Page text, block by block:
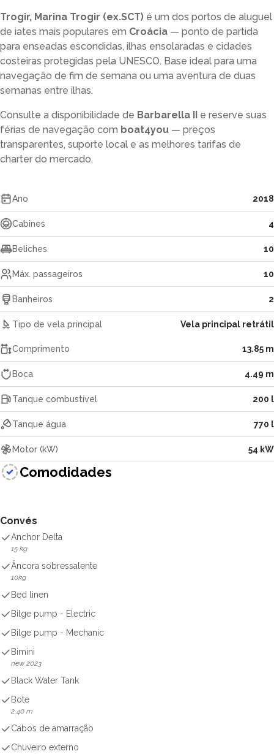
Trogir, Marina Trogir (ex.SCT) é um dos portos de aluguel
de iates mais populares em Croácia — ponto de partida
para enseadas escondidas, ilhas ensolaradas e cidades
costeiras protegidas pela UNESCO. Base ideal para uma
navegação de fim de semana ou uma aventura de duas
semanas entre ilhas.
Consulte a disponibilidade de Barbarella II e reserve suas
férias de navegação com boat4you — preços
transparentes, suporte local e as melhores tarifas de
charter do mercado.
Ano 2018
Cabines 4
Beliches 10
Máx. passageiros 10
Banheiros 2
Tipo de vela principal Vela principal retrátil
Comprimento 13.85 m
Boca 4.49 m
Tanque combustível 200 l
Tanque água 770 l
Motor (kW) 54 kW
Comodidades
Convés
Anchor Delta
15 kg
Âncora sobressalente
10kg
Bed linen
Bilge pump - Electric
Bilge pump - Mechanic
Bimini
new 2023
Black Water Tank
Bote
2,40 m
Cabos de amarração
Chuveiro externo